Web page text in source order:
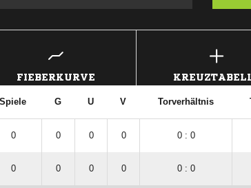
FIEBERKURVE
Spiele G U V Torverhältnis
0 0 0 0 0 : 0
0 0 0 0 0 : 0